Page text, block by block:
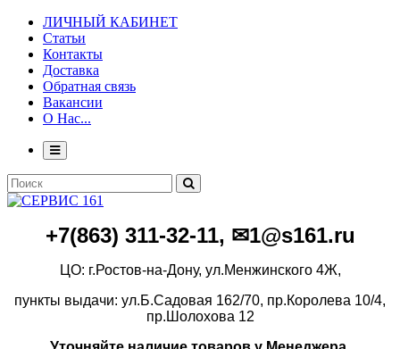
ЛИЧНЫЙ КАБИНЕТ
Статьи
Контакты
Доставка
Обратная связь
Вакансии
О Нас...
+7(863) 311-32-11, ✉1@s161.ru
ЦО: г.Ростов-на-Дону, ул.Менжинского 4Ж,
пункты выдачи: ул.Б.Садовая 162/70, пр.Королева 10/4,
пр.Шолохова 12